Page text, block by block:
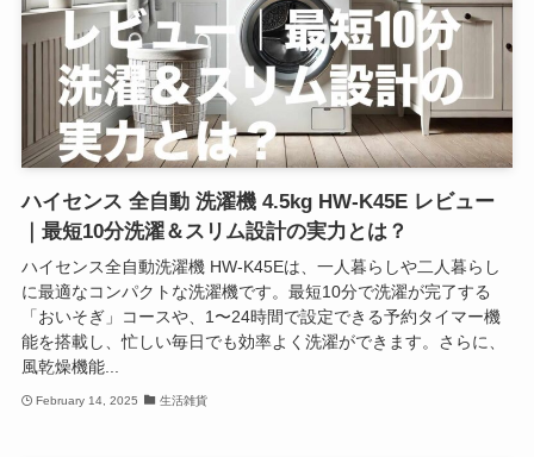
ハイセンス 全自動 洗濯機 4.5kg HW-K45E レビュー
｜最短10分洗濯＆スリム設計の実力とは？
ハイセンス全自動洗濯機 HW-K45Eは、一人暮らしや二人暮らし
に最適なコンパクトな洗濯機です。最短10分で洗濯が完了する
「おいそぎ」コースや、1〜24時間で設定できる予約タイマー機
能を搭載し、忙しい毎日でも効率よく洗濯ができます。さらに、
風乾燥機能...
February 14, 2025 生活雑貨